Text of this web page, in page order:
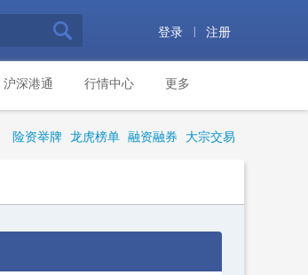
登录 注册
沪深港通 行情中心 更多
险资举牌 龙虎榜单 融资融券 大宗交易